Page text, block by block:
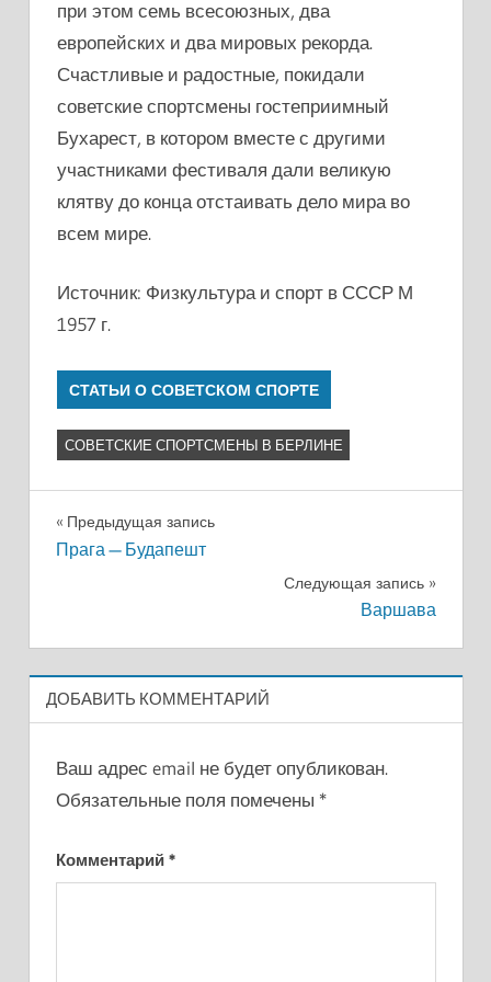
при этом семь всесоюзных, два
европейских и два мировых рекорда.
Счастливые и радостные, покидали
советские спортсмены гостеприимный
Бухарест, в котором вместе с другими
участниками фестиваля дали великую
клятву до конца отстаивать дело мира во
всем мире.
Источник: Физкультура и спорт в СССР М
1957 г.
СТАТЬИ О СОВЕТСКОМ СПОРТЕ
СОВЕТСКИЕ СПОРТСМЕНЫ В БЕРЛИНЕ
Навигация
по
Предыдущая запись
Прага — Будапешт
Следующая запись
Варшава
ДОБАВИТЬ КОММЕНТАРИЙ
Ваш адрес email не будет опубликован.
Обязательные поля помечены *
Комментарий *